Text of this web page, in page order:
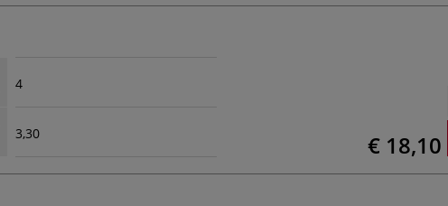
4
3,30 € 18,10